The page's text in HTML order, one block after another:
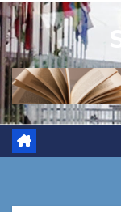
Saltar
al
contenido